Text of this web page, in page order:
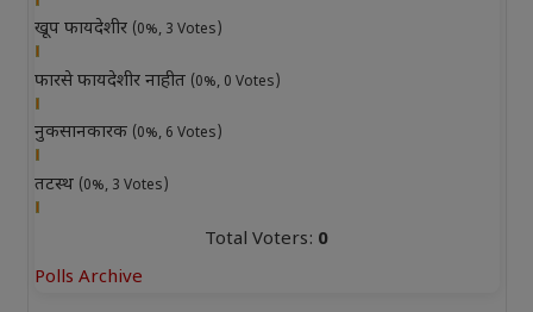
खूप फायदेशीर (0%, 3 Votes)
फारसे फायदेशीर नाहीत (0%, 0 Votes)
नुकसानकारक (0%, 6 Votes)
तटस्थ (0%, 3 Votes)
Total Voters: 0
Polls Archive